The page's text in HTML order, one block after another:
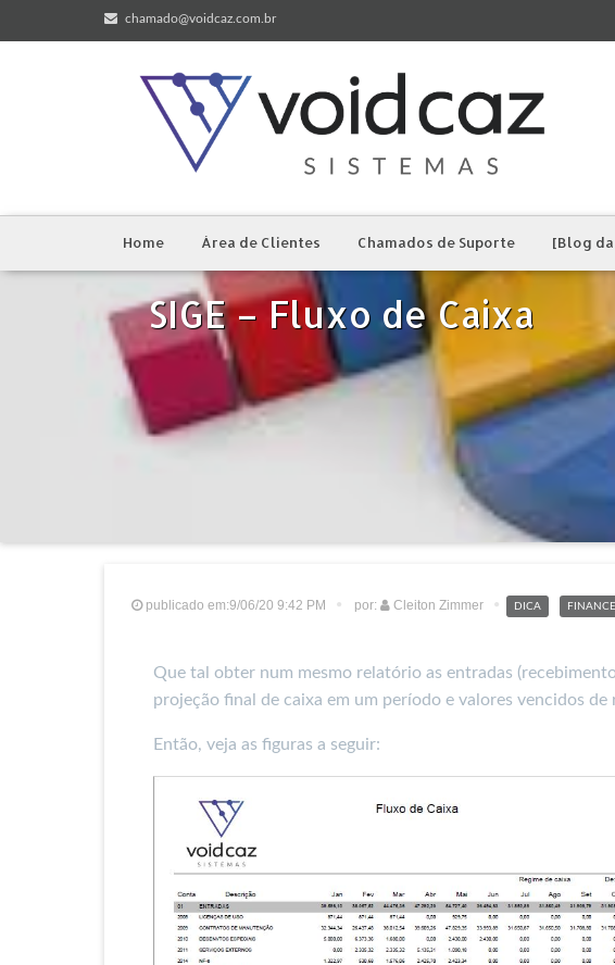
chamado@voidcaz.com.br
Home Área de Clientes Chamados de Suporte [Blog da
SIGE – Fluxo de Caixa
publicado em:9/06/20 9:42 PM por: Cleiton Zimmer DICA
Que tal obter num mesmo relatório as entradas
projeção final de caixa em um período e valores vencidos de
Então, veja as figuras a seguir: